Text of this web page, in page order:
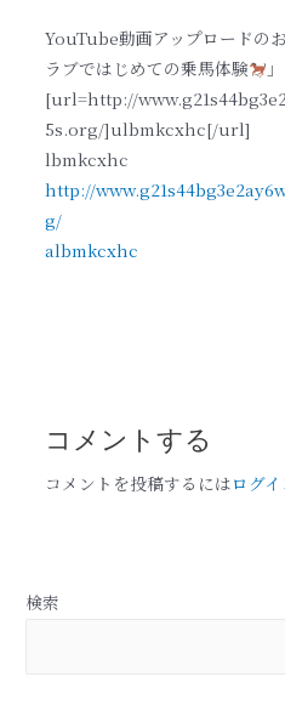
YouTube動画アップロードの
ラブではじめての乗馬体験
[url=http://
5s.org/]ulbmkcxhc[/url]
lbmkcxhc
http://
g/
albmkcxhc
コメントする
コメントを投稿するにはログ
検索